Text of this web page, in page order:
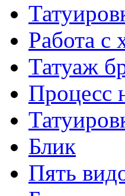
Работa с
Татуаж
Процесс
Блик
Пять